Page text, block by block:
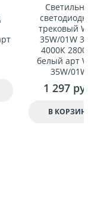
трековый
35W/01W
4000К
белый арт
35W/01W
1 297
В